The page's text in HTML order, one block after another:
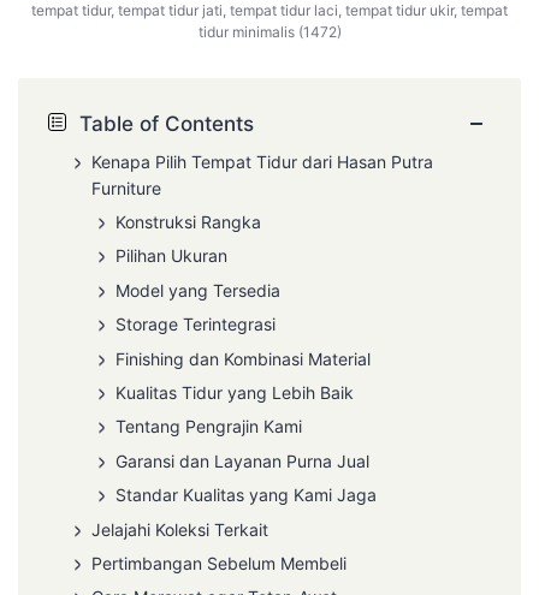
tempat tidur, tempat tidur jati, tempat tidur laci, tempat tidur ukir, tempat
tidur minimalis (1472)
Table of Contents −
Kenapa Pilih Tempat Tidur dari Hasan Putra
Furniture
Konstruksi Rangka
Pilihan Ukuran
Model yang Tersedia
Storage Terintegrasi
Finishing dan Kombinasi Material
Kualitas Tidur yang Lebih Baik
Tentang Pengrajin Kami
Garansi dan Layanan Purna Jual
Standar Kualitas yang Kami Jaga
Jelajahi Koleksi Terkait
Pertimbangan Sebelum Membeli